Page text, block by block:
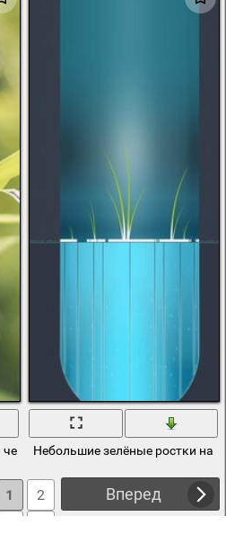
металлическую ограду
Небольшие зелёные ростки на
Вперед
1
2